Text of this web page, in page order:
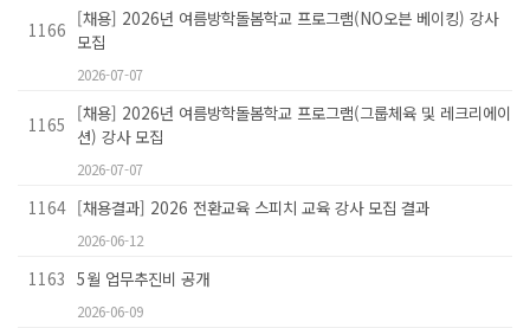
1166 [채용] 2026년 여름방학돌봄학교 프로그램(NO오븐 베이킹) 강사
모집
2026-07-07
1165 [채용] 2026년 여름방학돌봄학교 프로그램(그룹체육 및 레크리에이
션) 강사 모집
2026-07-07
1164 [채용결과] 2026 전환교육 스피치 교육 강사 모집 결과
2026-06-12
1163 5월 업무추진비 공개
2026-06-09